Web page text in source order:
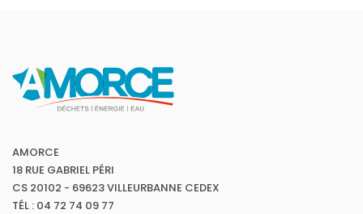
AMORCE
18 RUE GABRIEL PÉRI
CS 20102 - 69623 VILLEURBANNE CEDEX
TÉL : 04 72 74 09 77